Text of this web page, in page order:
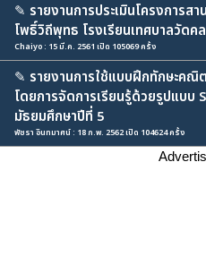
✎ รายงานการประเมินโครงการ
โพธิ์วิถีพุทธ โรงเรียนเทศบาลวัดค
Chaiyo : 15 มี.ค. 2561 เปิด 105069 ครั้ง
✎ รายงานการใช้แบบฝึกทักษะคณิ
โดยการจัดการเรียนรู้ด้วยรูปแบบ
มัธยมศึกษาปีที่ 5
พัชรา อินทมาศน์ : 18 ก.พ. 2562 เปิด 104624 ครั้ง